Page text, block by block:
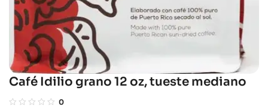
Café Idilio grano 12 oz, tueste mediano
0